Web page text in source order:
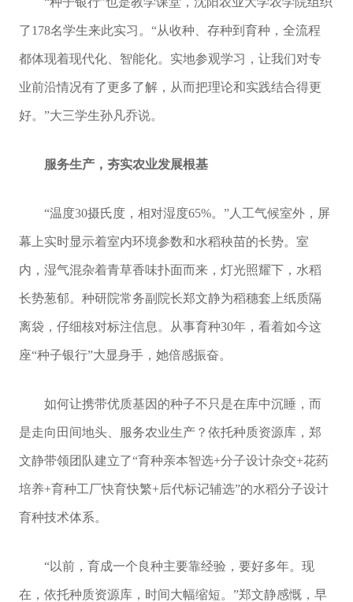
了178名学生来此实习。“从收种、存种到育种，全流程
都体现着现代化、智能化。实地参观学习，让我们对专
业前沿情况有了更多了解，从而把理论和实践结合得更
好。”大三学生孙凡乔说。
服务生产，夯实农业发展根基
“温度30摄氏度，相对湿度65%。”人工气候室外，屏
幕上实时显示着室内环境参数和水稻秧苗的长势。室
内，湿气混杂着青草香味扑面而来，灯光照耀下，水稻
长势葱郁。种研院常务副院长郑文静为稻穗套上纸质隔
离袋，仔细核对标注信息。从事育种30年，看着如今这
座“种子银行”大显身手，她倍感振奋。
如何让携带优质基因的种子不只是在库中沉睡，而
是走向田间地头、服务农业生产？依托种质资源库，郑
文静带领团队建立了“育种亲本智选+分子设计杂交+花药
培养+育种工厂快育快繁+后代标记辅选”的水稻分子设计
育种技术体系。
“以前，育成一个良种主要靠经验，要好多年。现
在，依托种质资源库，时间大幅缩短。”郑文静感慨，早